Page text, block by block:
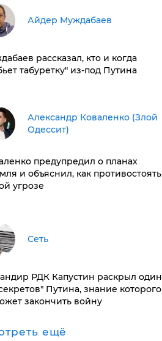
Айдер Муждабаев
рассказал, кто и когда
табуретку" из-под Путина
Александр Коваленко (Злой
Одессит)
предупредил о планах
и объяснил, как противостоять
угрозе
Сеть
РДК Капустин раскрыл один
Путина, знание которого
закончить войну
ещё